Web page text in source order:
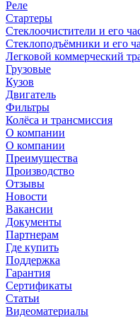
Реле
Стартеры
Стеклоочистители и его
Стеклоподъёмники и его
Легковой коммерческий
Грузовые
Кузов
Двигатель
Фильтры
Колёса и трансмиссия
О компании
О компании
Преимущества
Производство
Отзывы
Новости
Вакансии
Документы
Партнерам
Где купить
Поддержка
Гарантия
Сертификаты
Статьи
Видеоматериалы